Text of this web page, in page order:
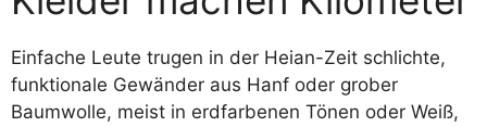
Einfache Leute trugen in der Heian-Zeit schlichte,
funktionale Gewänder aus Hanf oder grober
Baumwolle, meist in erdfarbenen Tönen oder Weiß,